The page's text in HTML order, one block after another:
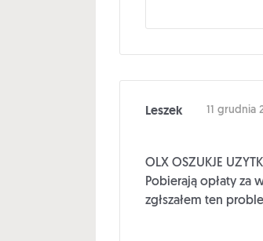
Leszek 11 grudnia
OLX OSZUKJE
Pobierają opłaty za
zgłszałem ten